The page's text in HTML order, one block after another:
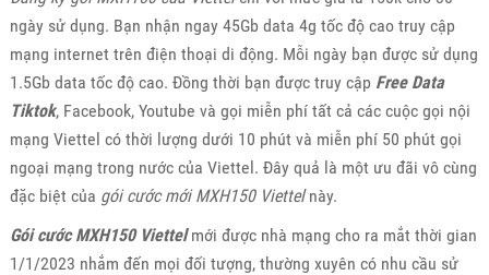
ngày sử dụng. Bạn nhận ngay 45Gb data 4g tốc độ cao truy cập
mạng internet trên điện thoại di động. Mỗi ngày bạn được sử dụng
1.5Gb data tốc độ cao. Đồng thời bạn được truy cập Free Data
Tiktok, Facebook, Youtube và gọi miễn phí tất cả các cuộc gọi nội
mạng Viettel có thời lượng dưới 10 phút và miễn phí 50 phút gọi
ngoại mạng trong nước của Viettel. Đây quả là một ưu đãi vô cùng
đặc biệt của gói cước mới MXH150 Viettelnày.
Gói cước MXH150 Viettelmới được nhà mạng cho ra mắt thời gian
1/1/2023 nhắm đến mọi đối tượng, thường xuyên có nhu cầu sử